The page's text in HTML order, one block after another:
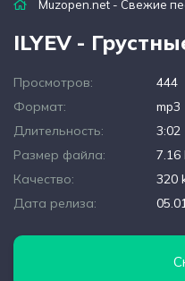
Muzopen.net - Свежие
ILYEV -
Просмотров:
444
Формат:
mp3
Длительность:
3:02
Размер файла:
7.16
Качество:
320
Дата релиза: